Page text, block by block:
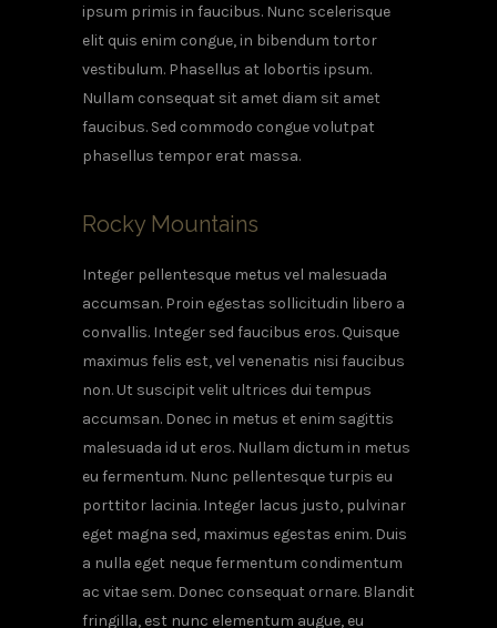
ipsum primis in faucibus. Nunc scelerisque
elit quis enim congue, in bibendum tortor
vestibulum. Phasellus at lobortis ipsum.
Nullam consequat sit amet diam sit amet
faucibus. Sed commodo congue volutpat
phasellus tempor erat massa.
Rocky Mountains
Integer pellentesque metus vel malesuada
accumsan. Proin egestas sollicitudin libero a
convallis. Integer sed faucibus eros. Quisque
maximus felis est, vel venenatis nisi faucibus
non. Ut suscipit velit ultrices dui tempus
accumsan. Donec in metus et enim sagittis
malesuada id ut eros. Nullam dictum in metus
eu fermentum. Nunc pellentesque turpis eu
porttitor lacinia. Integer lacus justo, pulvinar
eget magna sed, maximus egestas enim. Duis
a nulla eget neque fermentum condimentum
ac vitae sem. Donec consequat ornare. Blandit
fringilla, est nunc elementum augue, eu